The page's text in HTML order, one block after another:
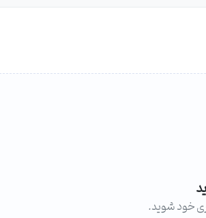
خود شوید.